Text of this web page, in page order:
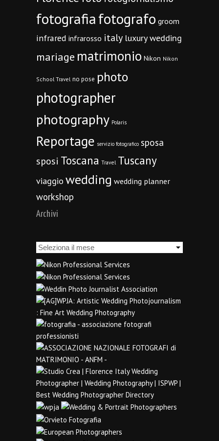
fotografiafotografo groom
infrared infrarosso italy luxury wedding
mariage matrimonio Nikon Nikon
School Travel no pose photo
photographer
photography Polaris
Reportage servizio fotografico sposa
sposi Toscana Travel Tuscany
viaggio wedding wedding planner
workshop
Archivi
Archivi